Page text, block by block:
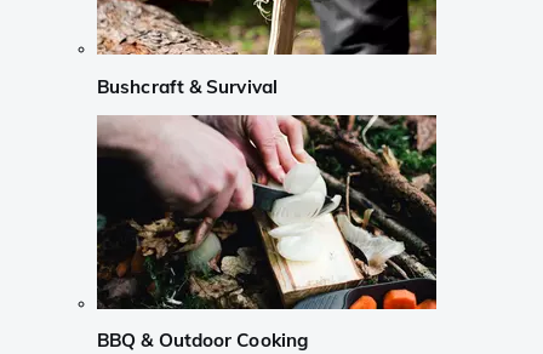
Bushcraft & Survival
BBQ & Outdoor Cooking